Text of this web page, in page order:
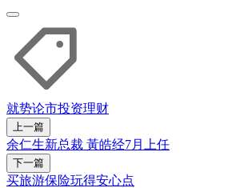
就势论市投资理财
上一篇
余仁生新总裁 黃皓经7月上任
下一篇
买旅游保险玩得安心点